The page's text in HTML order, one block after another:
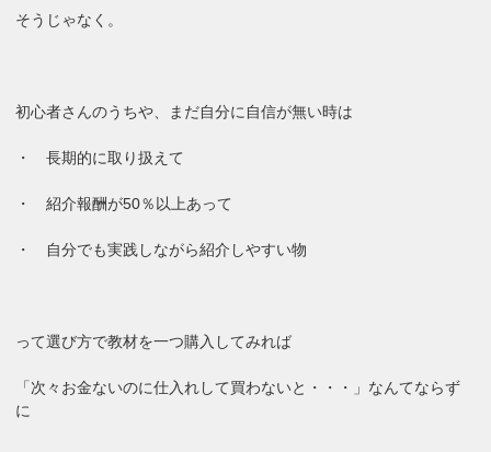
そうじゃなく。
初心者さんのうちや、まだ自分に自信が無い時は
・ 長期的に取り扱えて
・ 紹介報酬が50％以上あって
・ 自分でも実践しながら紹介しやすい物
って選び方で教材を一つ購入してみれば
「次々お金ないのに仕入れして買わないと・・・」なんてならず
に